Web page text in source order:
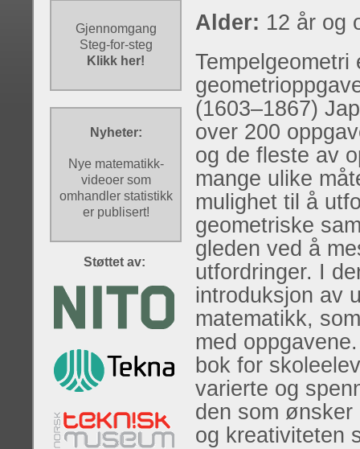
Alder: 12 år og
(1603–1867)
over 200
og de fleste av
mange ulike
mulighet til å
geometriske
gleden ved å
utfordringer. I
introduksjon av
matematikk,
med
bok for
varierte og
den som
og kreativiteten
Gjennomgang
Steg-for-steg
Klikk her!
Nyheter:
Nye matematikk-
videoer som
omhandler statistikk
er publisert!
Støttet av: